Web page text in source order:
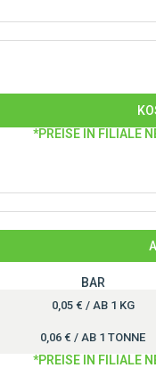
*PREISE IN FILIALE
BAR
0,05 € / AB 1 KG
0,06 € / AB 1 TONNE
*PREISE IN FILIALE